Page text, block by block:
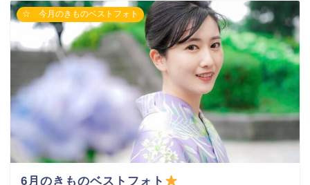
☆ 今月のきものベストフォト
6月のきものベストフォト